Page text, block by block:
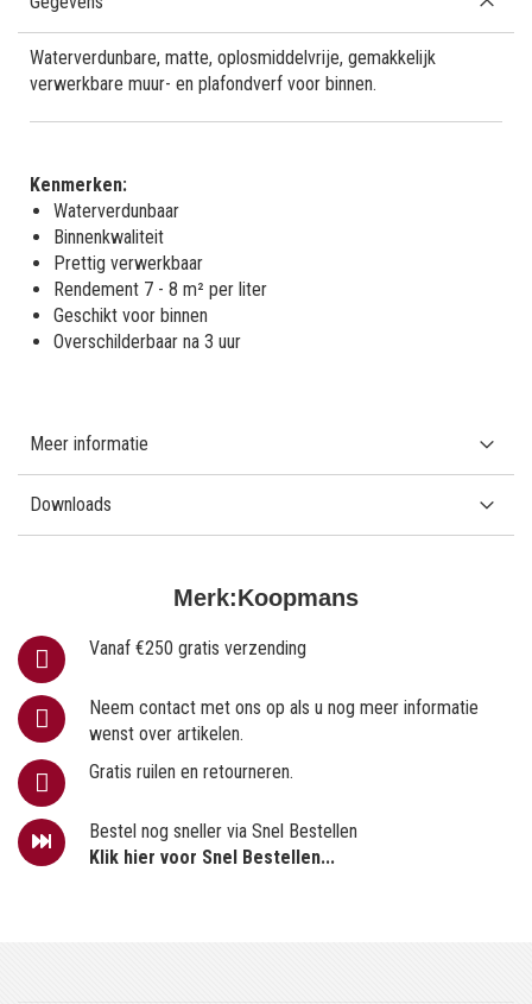
Merk:Koopmans
Vanaf €250 gratis verzending
Neem contact met ons op als u nog meer informatie
wenst over artikelen.
Gratis ruilen en retourneren.
Bestel nog sneller via Snel Bestellen
Klik hier voor Snel Bestellen...
Waterverdunbare, matte, oplosmiddelvrije, gemakkelijk
verwerkbare muur- en plafondverf voor binnen.
Kenmerken:
Waterverdunbaar
Binnenkwaliteit
Prettig verwerkbaar
Rendement 7 - 8 m² per liter
Geschikt voor binnen
Overschilderbaar na 3 uur
Meer informatie
Downloads